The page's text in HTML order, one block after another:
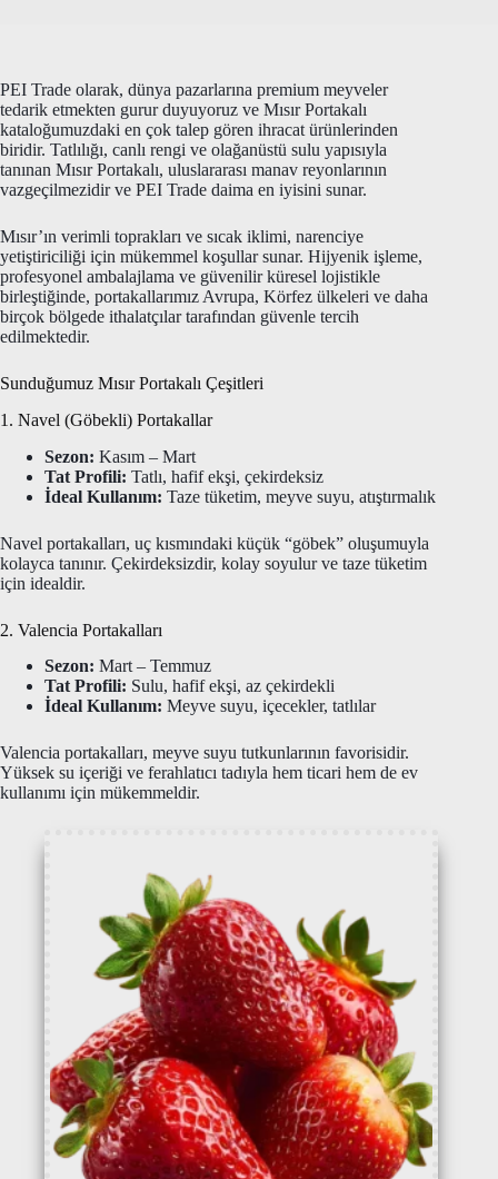
PEI Trade olarak, dünya pazarlarına premium meyveler
tedarik etmekten gurur duyuyoruz ve Mısır Portakalı
kataloğumuzdaki en çok talep gören ihracat ürünlerinden
biridir. Tatlılığı, canlı rengi ve olağanüstü sulu yapısıyla
tanınan Mısır Portakalı, uluslararası manav reyonlarının
vazgeçilmezidir ve PEI Trade daima en iyisini sunar.
Mısır’ın verimli toprakları ve sıcak iklimi, narenciye
yetiştiriciliği için mükemmel koşullar sunar. Hijyenik işleme,
profesyonel ambalajlama ve güvenilir küresel lojistikle
birleştiğinde, portakallarımız Avrupa, Körfez ülkeleri ve daha
birçok bölgede ithalatçılar tarafından güvenle tercih
edilmektedir.
Sunduğumuz Mısır Portakalı Çeşitleri
1. Navel (Göbekli) Portakallar
Sezon: Kasım – Mart
Tat Profili: Tatlı, hafif ekşi, çekirdeksiz
İdeal Kullanım: Taze tüketim, meyve suyu, atıştırmalık
Navel portakalları, uç kısmındaki küçük “göbek” oluşumuyla
kolayca tanınır. Çekirdeksizdir, kolay soyulur ve taze tüketim
için idealdir.
2. Valencia Portakalları
Sezon: Mart – Temmuz
Tat Profili: Sulu, hafif ekşi, az çekirdekli
İdeal Kullanım: Meyve suyu, içecekler, tatlılar
Valencia portakalları, meyve suyu tutkunlarının favorisidir.
Yüksek su içeriği ve ferahlatıcı tadıyla hem ticari hem de ev
kullanımı için mükemmeldir.